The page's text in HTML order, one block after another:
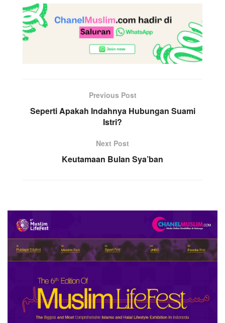
Previous Post
Seperti Apakah Indahnya Hubungan Suami
Istri?
Next Post
Keutamaan Bulan Sya’ban